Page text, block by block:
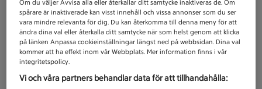
Om du väljer Avvisa alla eller återkallar ditt samtycke inaktiveras de. Om
spårare är inaktiverade kan visst innehåll och vissa annonser som du ser
vara mindre relevanta för dig. Du kan återkomma till denna meny för att
ändra dina val eller återkalla ditt samtycke när som helst genom att klicka
på länken Anpassa cookieinställningar längst ned på webbsidan. Dina val
kommer att ha effekt inom vår Webbplats. Mer information finns i vår
integritetspolicy.
Vi och våra partners behandlar data för att tillhandahålla: